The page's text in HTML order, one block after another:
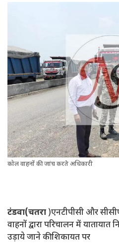
कोल वाहनों की जांच करते अधिकारी
टंडवा(चतरा )एनटीपीसी और
वाहनों द्वारा परिचालन में
उड़ाये जाने की शिकायत पर